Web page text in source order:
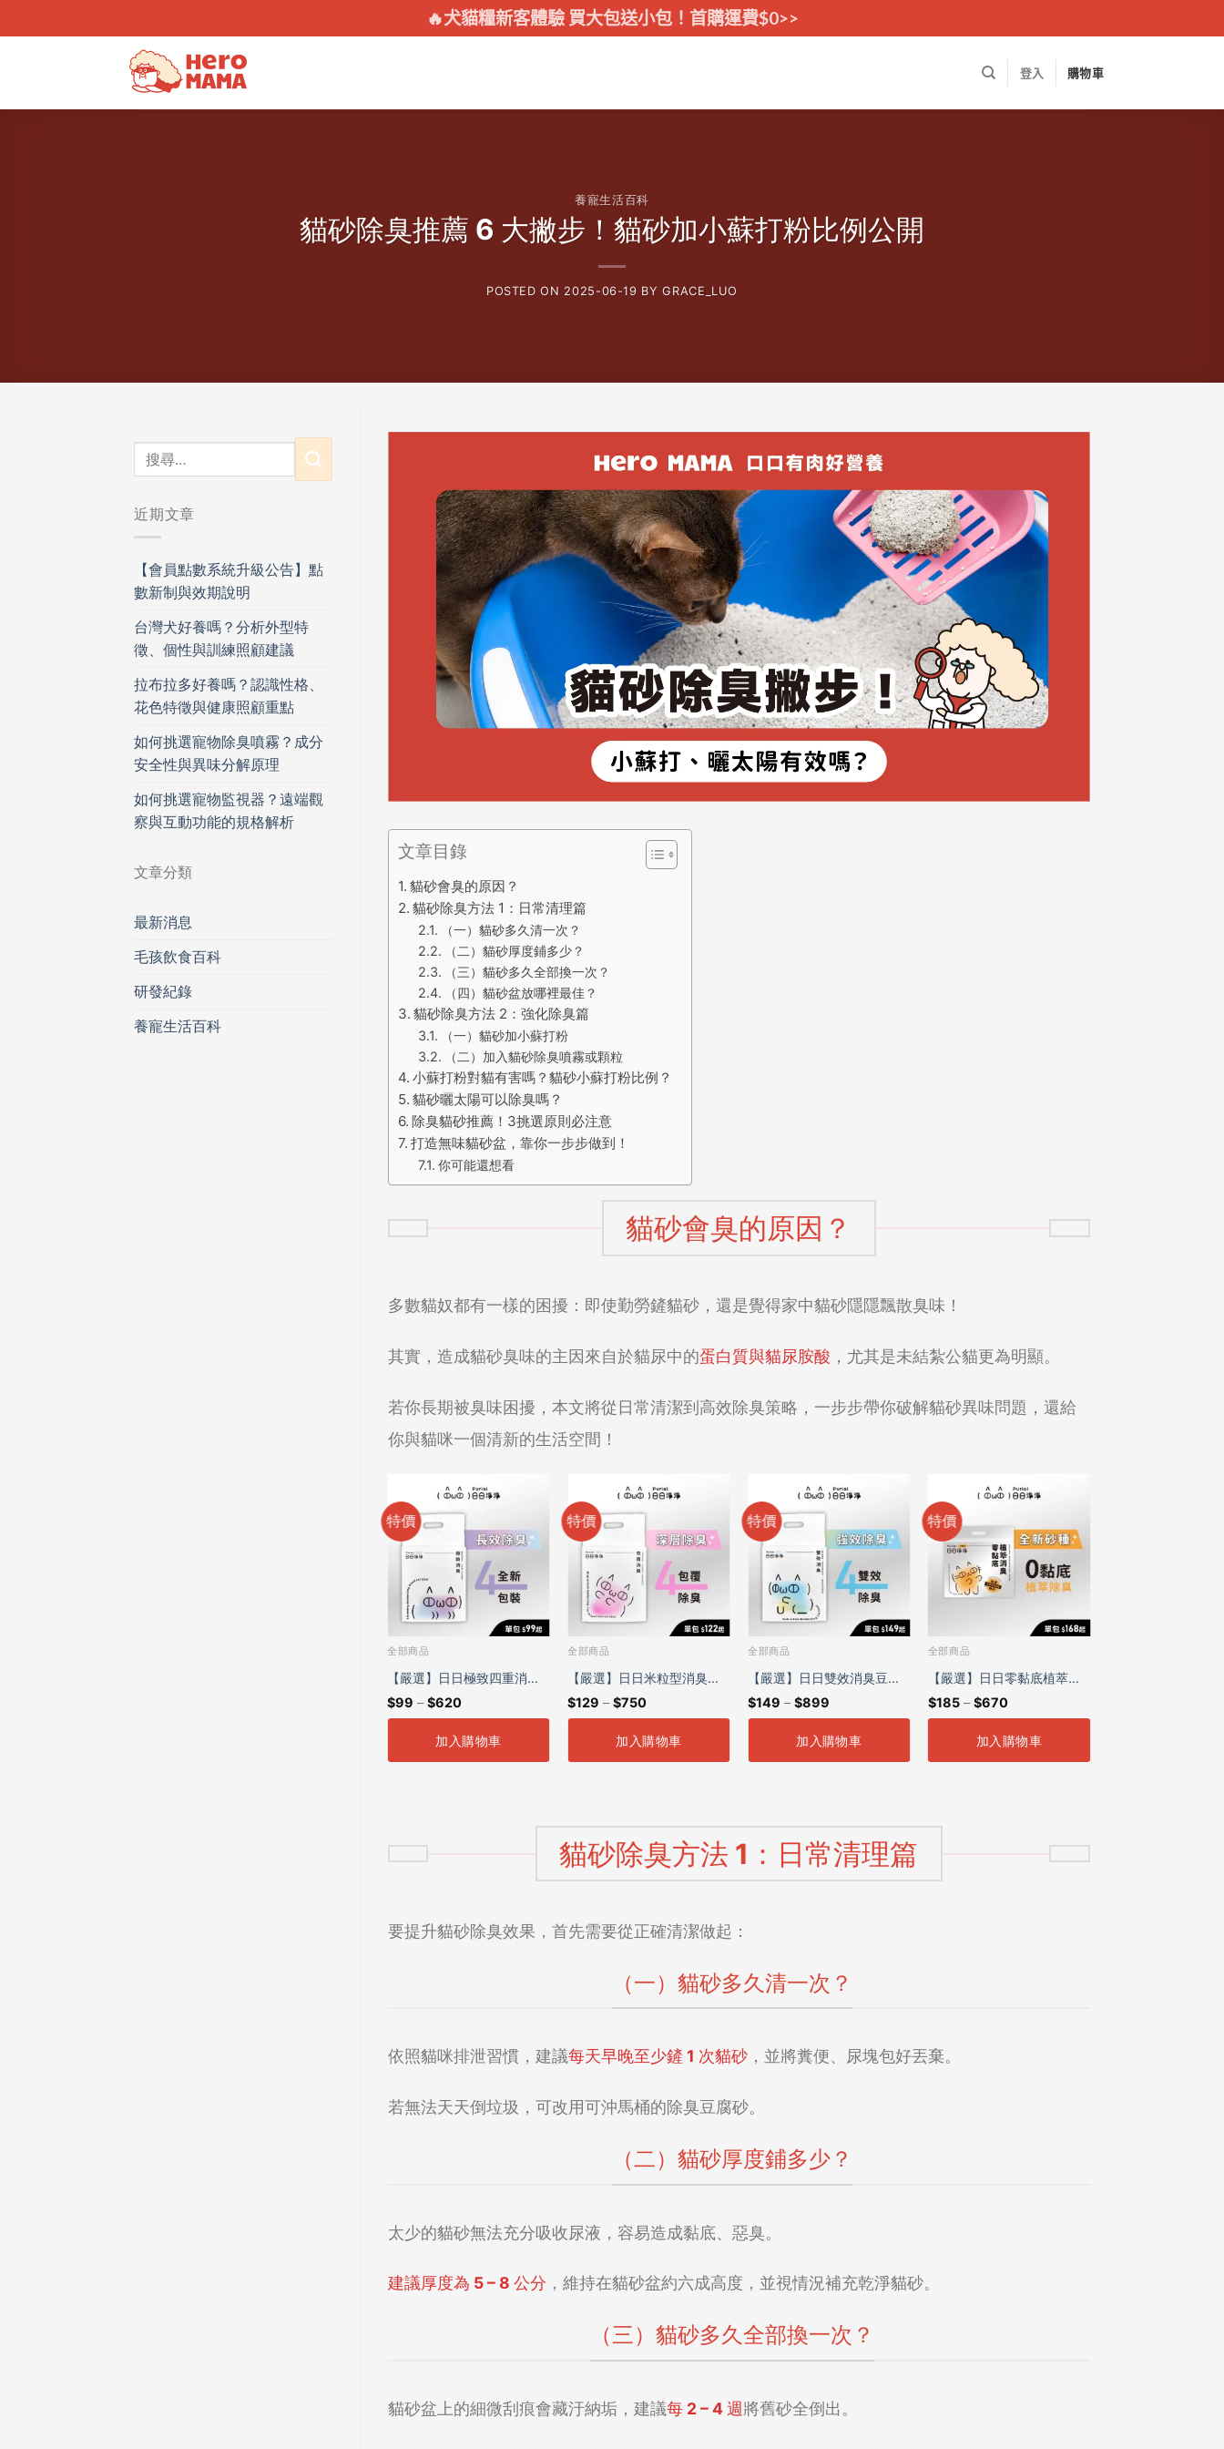
to
🔥犬貓糧新客體驗 買大包送小包！首購運費$0>>
登入 購物車
養寵生活百科
貓砂除臭推薦 6 大撇步！貓砂加小蘇打粉比例公開
POSTED ON 2025-06-19 BYGRACE_LUO
近期文章
【會員點數系統升級公告】點
數新制與效期說明
台灣犬好養嗎？分析外型特
徵、個性與訓練照顧建議
拉布拉多好養嗎？認識性格、
花色特徵與健康照顧重點
如何挑選寵物除臭噴霧？成分
安全性與異味分解原理
如何挑選寵物監視器？遠端觀
察與互動功能的規格解析
文章分類
最新消息
毛孩飲食百科
研發紀錄
養寵生活百科
文章目錄
貓砂會臭的原因？
貓砂除臭方法 1：日常清理篇
（一）貓砂多久清一次？
（二）貓砂厚度鋪多少？
（三）貓砂多久全部換一次？
（四）貓砂盆放哪裡最佳？
貓砂除臭方法 2：強化除臭篇
（一）貓砂加小蘇打粉
（二）加入貓砂除臭噴霧或顆粒
小蘇打粉對貓有害嗎？貓砂小蘇打粉比例？
貓砂曬太陽可以除臭嗎？
除臭貓砂推薦！3挑選原則必注意
打造無味貓砂盆，靠你一步步做到！
你可能還想看
貓砂會臭的原因？
多數貓奴都有一樣的困擾：即使勤勞鏟貓砂，還是覺得家中貓砂隱隱飄散臭味！
其實，造成貓砂臭味的主因來自於貓尿中的蛋白質與貓尿胺酸 ，尤其是未結紮公貓更為明顯。
若你長期被臭味困擾，本文將從日常清潔到高效除臭策略，一步步帶你破解貓砂異味問題，還給
你與貓咪一個清新的生活空間！
特價
全部商品
【嚴選】日日極致四重消臭
混合貓砂2.4kg
$99 –$620
加入購物車
特價
全部商品
【嚴選】日日米粒型消臭豆
腐砂2.4kg
$129 –$750
加入購物車
特價
全部商品
【嚴選】日日雙效消臭豆腐
砂2.7kg
$149 –$899
加入購物車
特價
全部商品
【嚴選】日日零黏底植萃消
臭木薯砂2.35kg
$185– $670
加入購物車
貓砂除臭方法 1：日常清理篇
要提升貓砂除臭效果，首先需要從正確清潔做起：
（一）貓砂多久清一次？
依照貓咪排泄習慣，建議每天早晚至少鏟 1 次貓砂，並將糞便、尿塊包好丟棄。
若無法天天倒垃圾，可改用可沖馬桶的除臭豆腐砂。
（二）貓砂厚度鋪多少？
太少的貓砂無法充分吸收尿液，容易造成黏底、惡臭。
建議厚度為 5 – 8 公分 ，維持在貓砂盆約六成高度，並視情況補充乾淨貓砂。
（三）貓砂多久全部換一次？
貓砂盆上的細微刮痕會藏汙納垢，建議每 2 – 4 週將舊砂全倒出。